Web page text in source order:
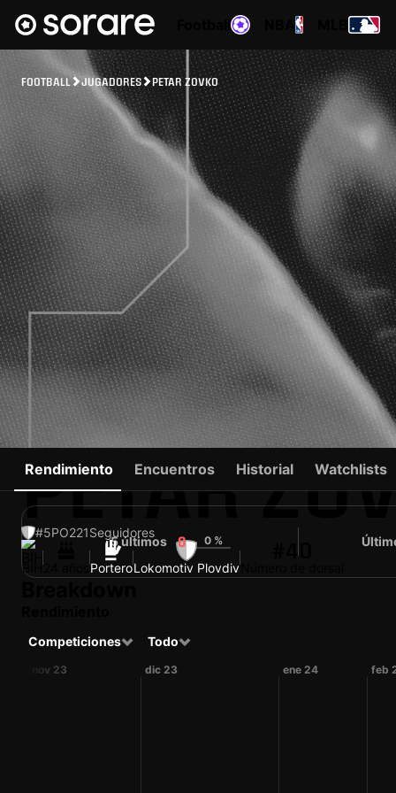
FOOTBALL JUGADORES PETAR ZOVKO
PETAR
#5PO221Seguidores
BIH PorteroLokomotiv Plovdiv
#40
Rendimiento Encuentros Historial Watchlists
5 últimos 0 0 %
Competiciones Todo
nov 23 dic 23 ene 24 feb